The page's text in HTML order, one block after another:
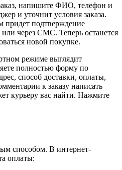
напишите ФИО, телефон и
и уточнит условия заказа.
придет подтверждение
через СМС. Теперь останется
новой покупке.
режиме выглядит
полностью форму по
способ доставки, оплаты,
к заказу написать
курьеру вас найти. Нажмите
способом. В интернет-
оплаты: